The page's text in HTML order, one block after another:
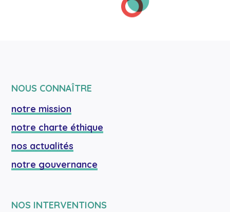
NOUS CONNAÎTRE
notre mission
notre charte éthique
nos actualités
notre gouvernance
NOS INTERVENTIONS